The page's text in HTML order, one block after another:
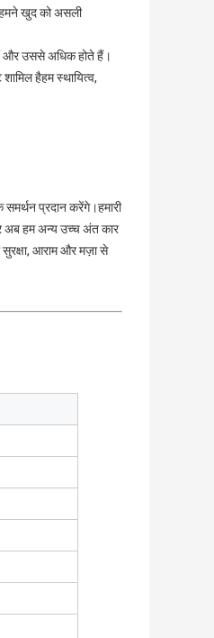
खुद को असली
हैं और उससे अधिक होते हैं।
हैहम स्थायित्व,
प्रदान करेंगे।हमारी
अब हम अन्य उच्च अंत कार
आराम और मज़ा से